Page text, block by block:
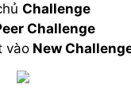
Challenge
Challenge
vào New